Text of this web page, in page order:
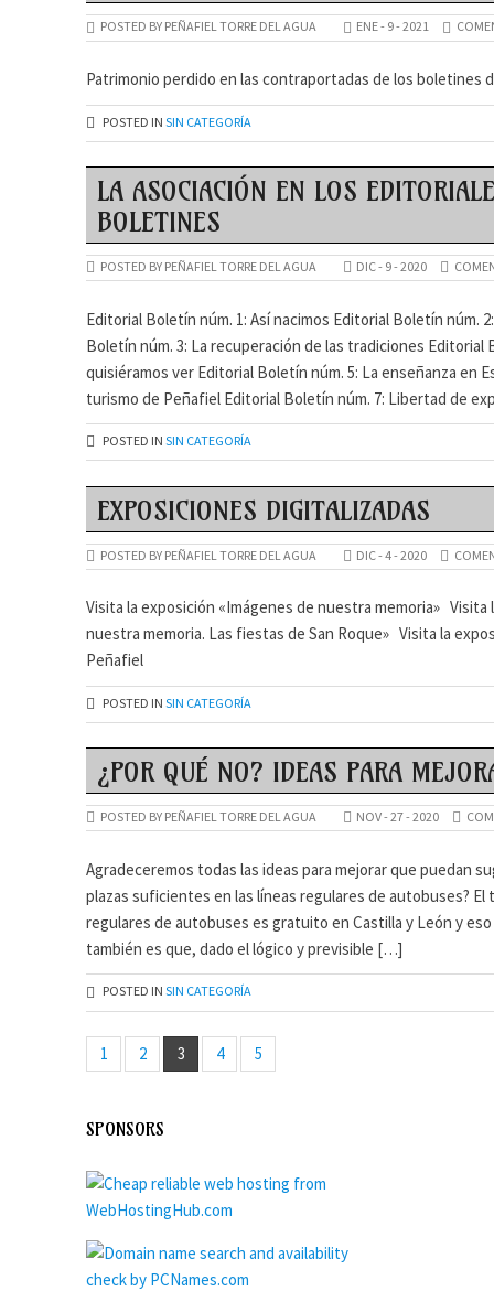
POSTED BY PEÑAFIEL TORRE DEL AGUA ENE - 9 - 2021
Patrimonio perdido en las contraportadas de los boletines
POSTED IN SIN CATEGORÍA
LA ASOCIACIÓN EN LOS
BOLETINES
POSTED BY PEÑAFIEL TORRE DEL AGUA DIC - 9 - 2020
Editorial Boletín núm. 1: Así nacimos Editorial Boletín núm.
Boletín núm. 3: La recuperación de las tradiciones Editorial
quisiéramos ver Editorial Boletín núm. 5: La enseñanza en
turismo de Peñafiel Editorial Boletín núm. 7: Libertad de
POSTED IN SIN CATEGORÍA
EXPOSICIONES DIGITALIZADAS
POSTED BY PEÑAFIEL TORRE DEL AGUA DIC - 4 - 2020
Visita la exposición «Imágenes de nuestra memoria» Visita
nuestra memoria. Las fiestas de San Roque» Visita la
Peñafiel
POSTED IN SIN CATEGORÍA
¿POR QUÉ NO? IDEAS PARA
POSTED BY PEÑAFIEL TORRE DEL AGUA NOV - 27 - 2020
Agradeceremos todas las ideas para mejorar que puedan
plazas suficientes en las líneas regulares de autobuses?
regulares de autobuses es gratuito en Castilla y León y
también es que, dado el lógico y previsible […]
POSTED IN SIN CATEGORÍA
1 2 3 4 5
SPONSORS